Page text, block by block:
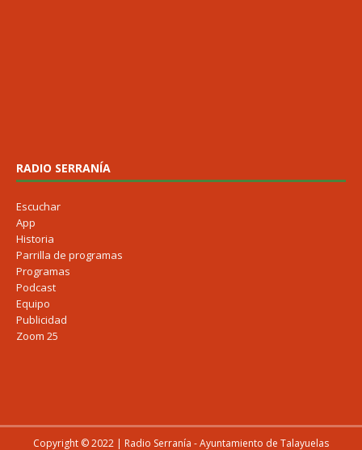
RADIO SERRANÍA
Escuchar
App
Historia
Parrilla de programas
Programas
Podcast
Equipo
Publicidad
Zoom 25
Copyright © 2022 | Radio Serranía - Ayuntamiento de Talayuelas